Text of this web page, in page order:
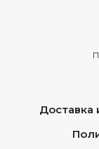
Доставка